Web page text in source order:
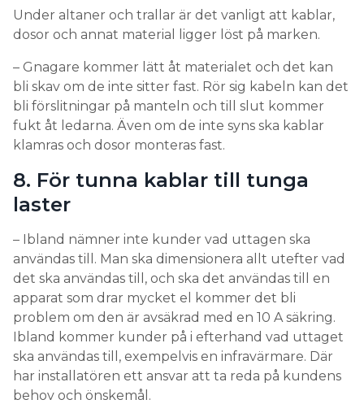
8. Ska man lägga elen utomhus
på en egen jordfelsbrytare?
– Det är en fördel att lägga grupperna till
utomhuselen på en egen jordfelsbrytare eller
personskyddsautomat. Det är inte ett måste, men
det underlättar för felsökning av jordfel och hela
strular.
9. Ska infravärmen anslutas med
stickpropp eller fastanslutas?
– För infravärme är stickproppanslutning en sämre
lösning än att förlägga den fast i en dosa.
Stickproppen kan börja glappa med tiden, och
eftersom det är en stor last kan det bli varmgång
och uttaget kan börja brinna. Om man bara
använder infravärmen under sommaren är det
smidigt med stickpropp, men annars är det bättre
Under altaner och trallar är det vanligt att kablar,
dosor och annat material ligger löst på marken.
– Gnagare kommer lätt åt materialet och det kan
bli skav om de inte sitter fast. Rör sig kabeln kan det
bli förslitningar på manteln och till slut kommer
fukt åt ledarna. Även om de inte syns ska kablar
klamras och dosor monteras fast.
8. För tunna kablar till tunga
laster
– Ibland nämner inte kunder vad uttagen ska
användas till. Man ska dimensionera allt utefter vad
det ska användas till, och ska det användas till en
apparat som drar mycket el kommer det bli
problem om den är avsäkrad med en 10 A säkring.
Ibland kommer kunder på i efterhand vad uttaget
ska användas till, exempelvis en infravärmare. Där
har installatören ett ansvar att ta reda på kundens
behov och önskemål.